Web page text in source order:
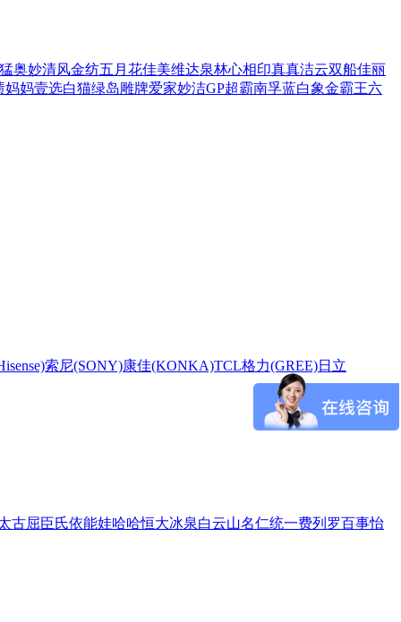
奥妙清风金纺五月花佳美维达泉林心相印真真洁云双船佳丽
妈妈壹选白猫绿岛雕牌爱家妙洁GP超霸南孚蓝白象金霸王六
索尼(SONY)康佳(KONKA)TCL格力(GREE)日立
古屈臣氏依能娃哈哈恒大冰泉白云山名仁统一费列罗百事怡